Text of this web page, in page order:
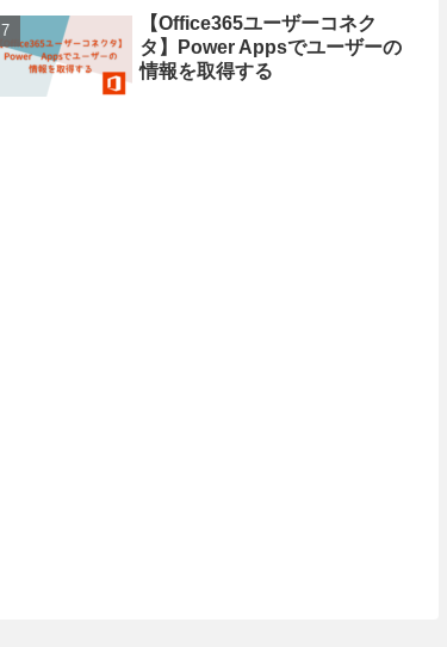
【Office365ユーザーコネク
タ】Power Appsでユーザーの
情報を取得する